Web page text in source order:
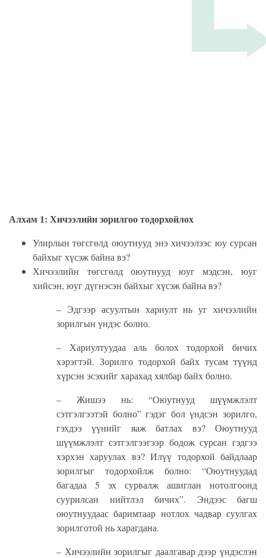
Алхам 1: Хичээлийн зорилгоо тодорхойлох
Улирлын төгсгөлд оюутнууд энэ хичээлээс юу сурсан
байхыг хүсэжбайна вэ?
Хичээлийн төгсгөлд оюутнууд юуг мэдсэн, юуг
хийсэн, юуг дүгнэсэн байхыг хүсэжбайна вэ?
– Эдгээр асуултын хариулт нь уг хичээлийн
зорилгын үндэс болно.
– Хариултуудаа аль болох тодорхой бичих
хэрэгтэй. Зорилго тодорхой байх тусам түүнд
хүрсэн эсэхийг харахад хялбар байх болно.
– Жишээ нь: “Оюутнууд шүүмжлэлт
сэтгэлгээтэй болно” гэдэг бол үндсэн зорилго,
гэхдээ үүнийг яаж батлах вэ? Оюутнууд
шүүмжлэлт сэтгэлгээгээр бодож сурсан гэдгээ
хэрхэн харуулах вэ? Илүү тодорхой байдлаар
зорилгыг тодорхойлж болно: “Оюутнуудад
багадаа 5 эх сурвалж ашиглан нотолгоонд
суурилсан нийтлэл бичих”. Эндээс багш
оюутнуудаас баримтаар нотлох чадвар суулгах
зорилготой нь харагдана.
– Хичээлийн зорилгыг даалгавар дээр үндэслэн